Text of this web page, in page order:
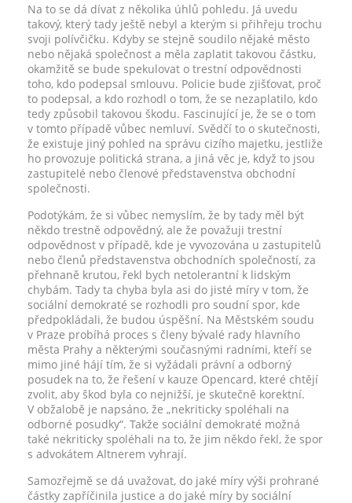
Na to se dá dívat z několika úhlů pohledu. Já uvedu
takový, který tady ještě nebyl a kterým si přihřeju trochu
svoji polívčičku. Kdyby se stejně soudilo nějaké město
nebo nějaká společnost a měla zaplatit takovou částku,
okamžitě se bude spekulovat o trestní odpovědnosti
toho, kdo podepsal smlouvu. Policie bude zjišťovat, proč
to podepsal, a kdo rozhodl o tom, že se nezaplatilo, kdo
tedy způsobil takovou škodu. Fascinující je, že se o tom
v tomto případě vůbec nemluví. Svědčí to o skutečnosti,
že existuje jiný pohled na správu cizího majetku, jestliže
ho provozuje politická strana, a jiná věc je, když to jsou
zastupitelé nebo členové představenstva obchodní
společnosti.
Podotýkám, že si vůbec nemyslím, že by tady měl být
někdo trestně odpovědný, ale že považuji trestní
odpovědnost v případě, kde je vyvozována u zastupitelů
nebo členů představenstva obchodních společností, za
přehnaně krutou, řekl bych netolerantní k lidským
chybám. Tady ta chyba byla asi do jisté míry v tom, že
sociální demokraté se rozhodli pro soudní spor, kde
předpokládali, že budou úspěšní. Na Městském soudu
v Praze probíhá proces s členy bývalé rady hlavního
města Prahy a některými současnými radními, kteří se
mimo jiné hájí tím, že si vyžádali právní a odborný
posudek na to, že řešení v kauze Opencard, které chtějí
zvolit, aby škod byla co nejnižší, je skutečně korektní.
V obžalobě je napsáno, že „nekriticky spoléhali na
odborné posudky“. Takže sociální demokraté možná
také nekriticky spoléhali na to, že jim někdo řekl, že spor
s advokátem Altnerem vyhrají.
Samozřejmě se dá uvažovat, do jaké míry výši prohrané
částky zapříčinila justice a do jaké míry by sociální